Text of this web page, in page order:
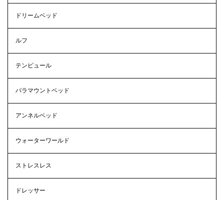
ドリームベッド
ルフ
テンピュール
パラマウントベッド
アンネルベッド
ウォーターワールド
ストレスレス
ドレッサー